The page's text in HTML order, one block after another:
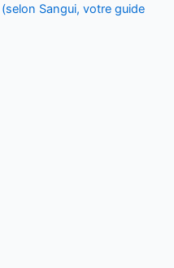
Sangui, votre guide